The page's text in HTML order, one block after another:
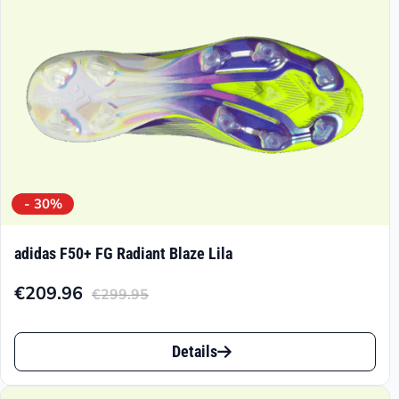
Produktseite
gewählt
werden
- 30%
adidas F50+ FG Radiant Blaze Lila
€299.95
Ursprünglicher
Preis
€299.95
€209.96
Aktueller
Preis
€209.96.
Dieses
Produkt
Details